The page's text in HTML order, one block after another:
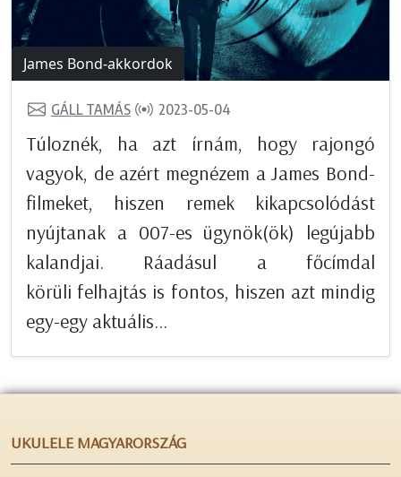
James Bond-akkordok
GÁLL TAMÁS 2023-05-04
Túloznék, ha azt írnám, hogy rajongó
vagyok, de azért megnézem a James Bond-
filmeket, hiszen remek kikapcsolódást
nyújtanak a 007-es ügynök(ök) legújabb
kalandjai. Ráadásul a főcímdal
körüli felhajtás is fontos, hiszen azt mindig
egy-egy aktuális...
UKULELE MAGYARORSZÁG